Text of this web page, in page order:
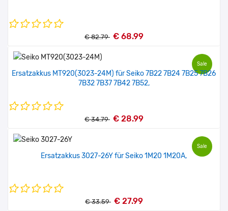
€ 82.79 € 68.99
Sale
Ersatzakkus MT920(3023-24M) für Seiko 7B22 7B24 7B25 7B26
7B32 7B37 7B42 7B52,
€ 34.79 € 28.99
Sale
Ersatzakkus 3027-26Y für Seiko 1M20 1M20A,
€ 33.59 € 27.99